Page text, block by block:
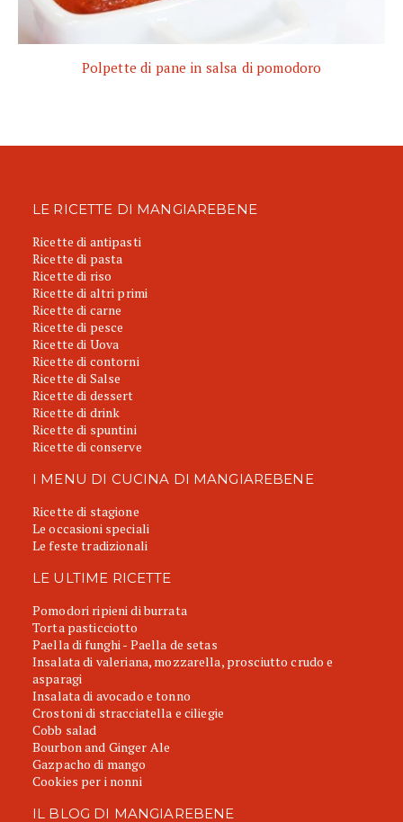
Polpette di pane in salsa di pomodoro
LE RICETTE DI MANGIAREBENE
Ricette di antipasti
Ricette di pasta
Ricette di riso
Ricette di altri primi
Ricette di carne
Ricette di pesce
Ricette di Uova
Ricette di contorni
Ricette di Salse
Ricette di dessert
Ricette di drink
Ricette di spuntini
Ricette di conserve
I MENU DI CUCINA DI MANGIAREBENE
Ricette di stagione
Le occasioni speciali
Le feste tradizionali
LE ULTIME RICETTE
Pomodori ripieni di burrata
Torta pasticciotto
Paella di funghi - Paella de setas
Insalata di valeriana, mozzarella, prosciutto crudo e
asparagi
Insalata di avocado e tonno
Crostoni di stracciatella e ciliegie
Cobb salad
Bourbon and Ginger Ale
Gazpacho di mango
Cookies per i nonni
IL BLOG DI MANGIAREBENE